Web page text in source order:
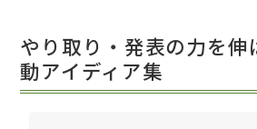
教
やり取り・発表の力を伸
動アイディア集